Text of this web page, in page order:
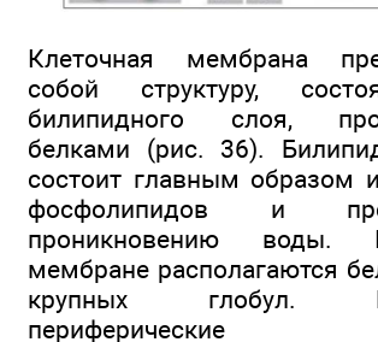
Клеточная мембрана
собой структуру,
билипидного слоя,
белками (рис. 36).
состоит главным образом
фосфолипидов и
проникновению
мембране располагаются
крупных глобул.
периферические